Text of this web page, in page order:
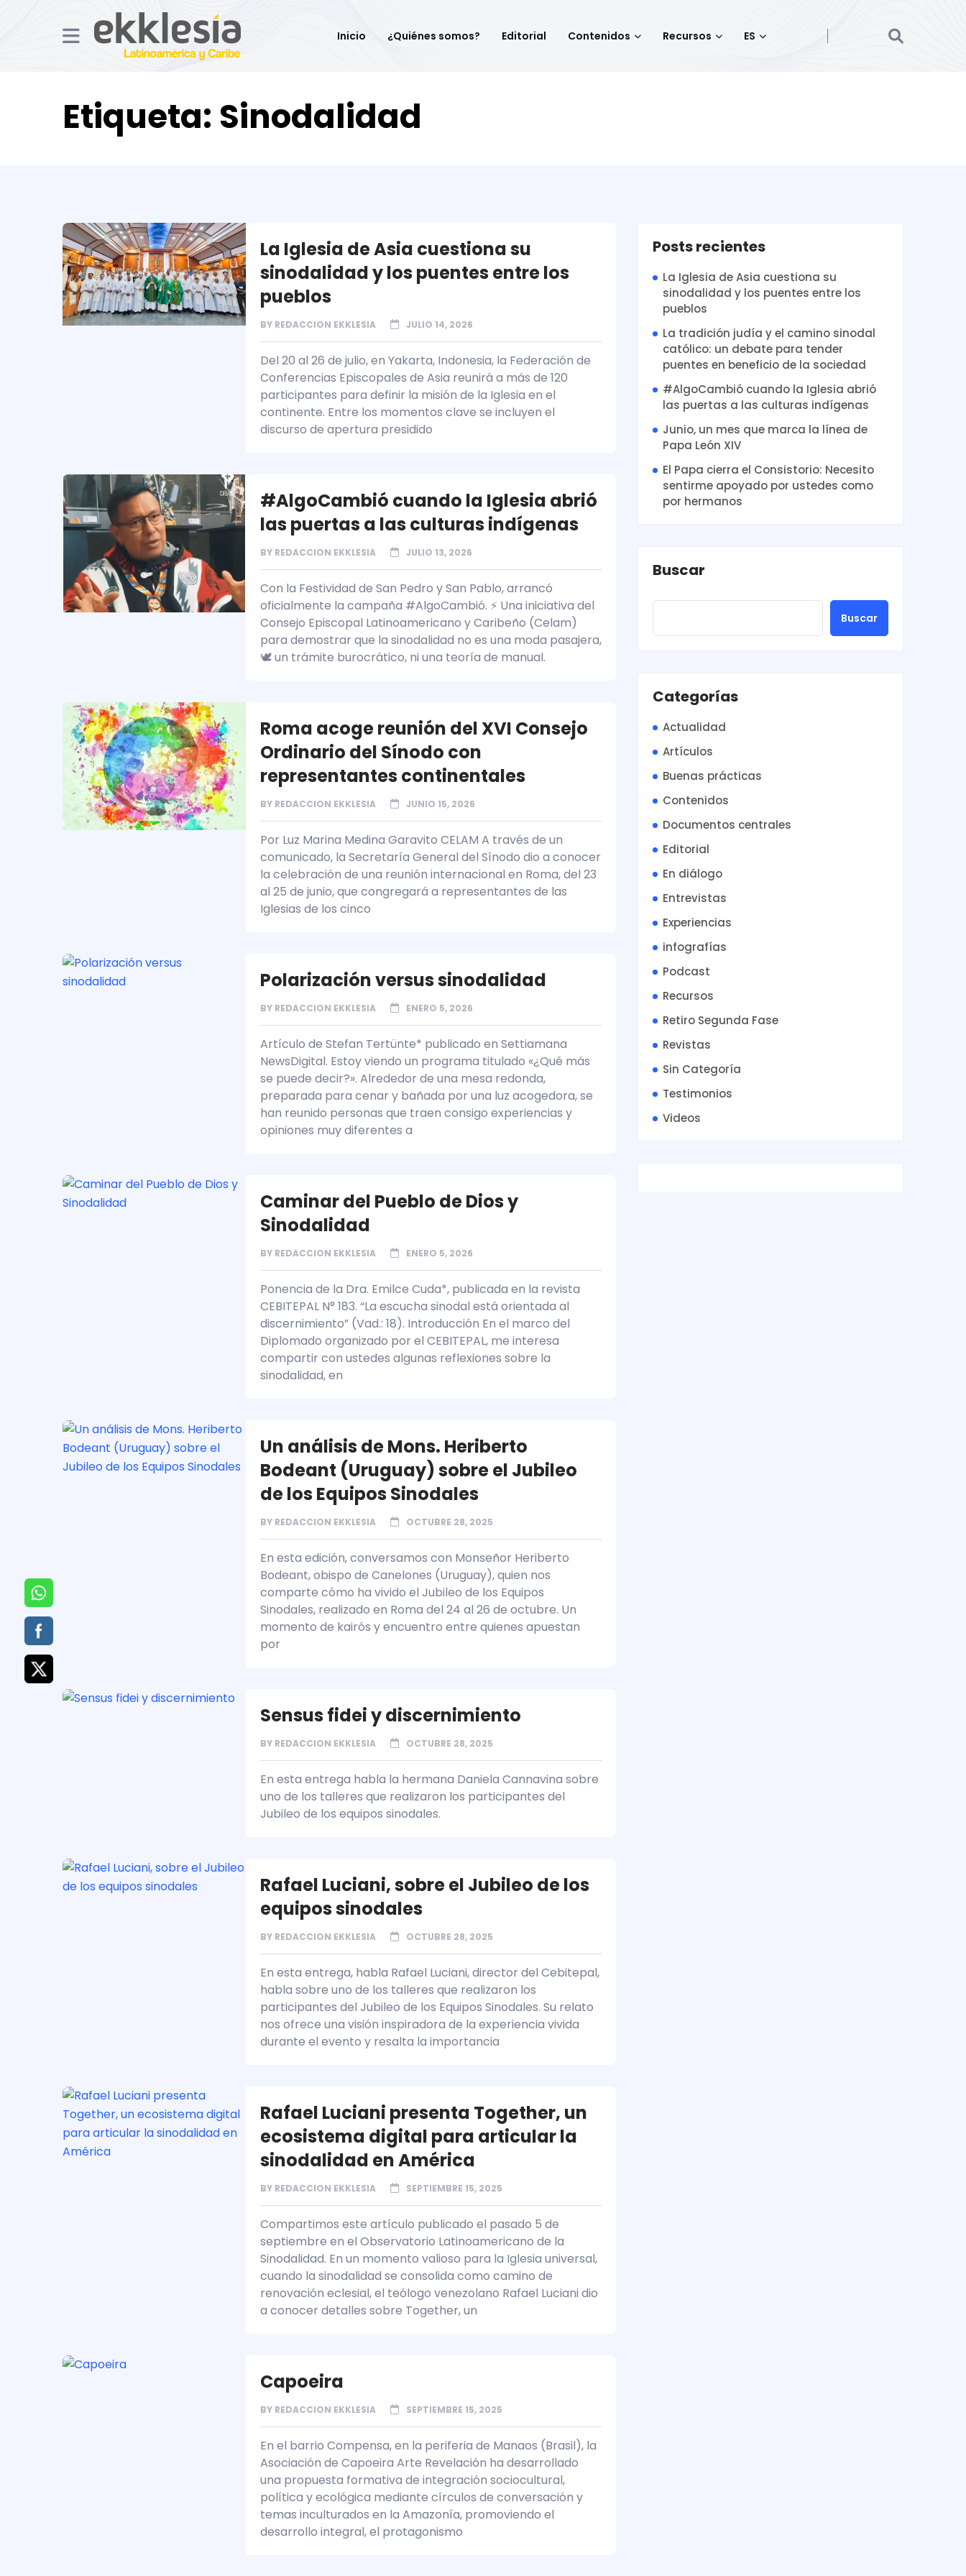
Inicio ¿Quiénes somos? Editorial Contenidos Recursos ES
Etiqueta: Sinodalidad
La Iglesia de Asia cuestiona su
sinodalidad y los puentes entre los
pueblos
BY REDACCION EKKLESIA JULIO 14, 2026
Del 20 al 26 de julio, en Yakarta, Indonesia, la Federación de
Conferencias Episcopales de Asia reunirá a más de 120
participantes para definir la misión de la Iglesia en el
continente. Entre los momentos clave se incluyen el
discurso de apertura presidido
#AlgoCambió cuando la Iglesia abrió
las puertas a las culturas indígenas
BY REDACCION EKKLESIA JULIO 13, 2026
Con la Festividad de San Pedro y San Pablo, arrancó
oficialmente la campaña #AlgoCambió. ⚡ Una iniciativa del
Consejo Episcopal Latinoamericano y Caribeño (Celam)
para demostrar que la sinodalidad no es una moda pasajera,
🕊️ un trámite burocrático, ni una teoría de manual.
Roma acoge reunión del XVI Consejo
Ordinario del Sínodo con
representantes continentales
BY REDACCION EKKLESIA JUNIO 15, 2026
Por Luz Marina Medina Garavito CELAM A través de un
comunicado, la Secretaría General del Sínodo dio a conocer
la celebración de una reunión internacional en Roma, del 23
al 25 de junio, que congregará a representantes de las
Iglesias de los cinco
Polarización versus sinodalidad
BY REDACCION EKKLESIA ENERO 5, 2026
Artículo de Stefan Tertünte* publicado en Settiamana
NewsDigital. Estoy viendo un programa titulado «¿Qué más
se puede decir?». Alrededor de una mesa redonda,
preparada para cenar y bañada por una luz acogedora, se
han reunido personas que traen consigo experiencias y
opiniones muy diferentes a
Caminar del Pueblo de Dios y
Sinodalidad
BY REDACCION EKKLESIA ENERO 5, 2026
Ponencia de la Dra. Emilce Cuda*, publicada en la revista
CEBITEPAL N° 183. “La escucha sinodal está orientada al
discernimiento” (Vad.: 18). Introducción En el marco del
Diplomado organizado por el CEBITEPAL, me interesa
compartir con ustedes algunas reflexiones sobre la
sinodalidad, en
Un análisis de Mons. Heriberto
Bodeant (Uruguay) sobre el Jubileo
de los Equipos Sinodales
BY REDACCION EKKLESIA OCTUBRE 28, 2025
En esta edición, conversamos con Monseñor Heriberto
Bodeant, obispo de Canelones (Uruguay), quien nos
comparte cómo ha vivido el Jubileo de los Equipos
Sinodales, realizado en Roma del 24 al 26 de octubre. Un
momento de kairós y encuentro entre quienes apuestan
por
Sensus fidei y discernimiento
BY REDACCION EKKLESIA OCTUBRE 28, 2025
En esta entrega habla la hermana Daniela Cannavina sobre
uno de los talleres que realizaron los participantes del
Jubileo de los equipos sinodales.
Rafael Luciani, sobre el Jubileo de los
equipos sinodales
BY REDACCION EKKLESIA OCTUBRE 28, 2025
En esta entrega, habla Rafael Luciani, director del Cebitepal,
habla sobre uno de los talleres que realizaron los
participantes del Jubileo de los Equipos Sinodales. Su relato
nos ofrece una visión inspiradora de la experiencia vivida
durante el evento y resalta la importancia
Rafael Luciani presenta Together, un
ecosistema digital para articular la
sinodalidad en América
BY REDACCION EKKLESIA SEPTIEMBRE 15, 2025
Compartimos este artículo publicado el pasado 5 de
septiembre en el Observatorio Latinoamericano de la
Sinodalidad. En un momento valioso para la Iglesia universal,
cuando la sinodalidad se consolida como camino de
renovación eclesial, el teólogo venezolano Rafael Luciani dio
a conocer detalles sobre Together, un
Capoeira
BY REDACCION EKKLESIA SEPTIEMBRE 15, 2025
En el barrio Compensa, en la periferia de Manaos (Brasil), la
Asociación de Capoeira Arte Revelación ha desarrollado
una propuesta formativa de integración sociocultural,
política y ecológica mediante círculos de conversación y
temas inculturados en la Amazonía, promoviendo el
desarrollo integral, el protagonismo
Posts recientes
La Iglesia de Asia cuestiona su
sinodalidad y los puentes entre los
pueblos
La tradición judía y el camino sinodal
católico: un debate para tender
puentes en beneficio de la sociedad
#AlgoCambió cuando la Iglesia abrió
las puertas a las culturas indígenas
Junio, un mes que marca la línea de
Papa León XIV
El Papa cierra el Consistorio: Necesito
sentirme apoyado por ustedes como
por hermanos
Buscar
Buscar
Categorías
Actualidad
Artículos
Buenas prácticas
Contenidos
Documentos centrales
Editorial
En diálogo
Entrevistas
Experiencias
infografías
Podcast
Recursos
Retiro Segunda Fase
Revistas
Sin Categoría
Testimonios
Videos